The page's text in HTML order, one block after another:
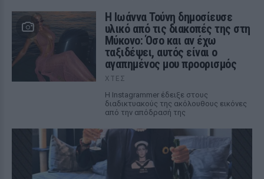
Η Ιωάννα Τούνη δημοσίευσε
υλικό από τις διακοπές της στη
Μύκονο: Όσο και αν έχω
ταξιδέψει, αυτός είναι ο
αγαπημένος μου προορισμός
ΧΤΕΣ
Η Instagrammer έδειξε στους
διαδικτυακούς της ακόλουθους εικόνες
από την απόδρασή της